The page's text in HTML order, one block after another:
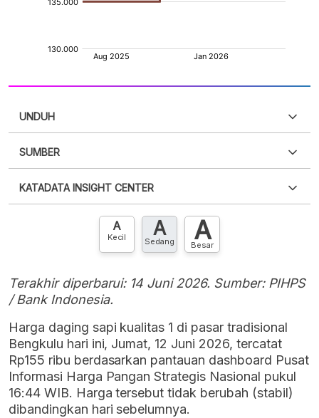
UNDUH
XLS
SUMBER
punya akun?Silakan Daftar sekarang
KATADATA INSIGHT CENTER
Hubungi sekarang »
A
Kecil A
Sedang A
Besar
Terakhir diperbarui: 14 Juni 2026. Sumber: PIHPS
/ Bank Indonesia.
Harga daging sapi kualitas 1 di pasar tradisional
Bengkulu hari ini, Jumat, 12 Juni 2026, tercatat
Rp155 ribu berdasarkan pantauan dashboard Pusat
Informasi Harga Pangan Strategis Nasional pukul
16:44 WIB. Harga tersebut tidak berubah (stabil)
dibandingkan hari sebelumnya.